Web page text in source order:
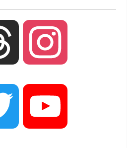
Threads
Twitter
NEWS
वर्ल्ड पीस यूनिवर्सिटी और जर्मनी के
के बीच समझौता; भारतीय छात्रों
5, 2026
NEWS
की राजस्थान के मुख्यमंत्री से
भेंट पर्यटन और सांस्कृतिक